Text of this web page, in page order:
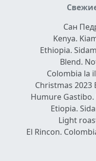
Сан
Kenya.
Ethiopia.
Blend.
Colombia la
Christmas 2023
Humure
Etiopia.
Light
El Rincon.